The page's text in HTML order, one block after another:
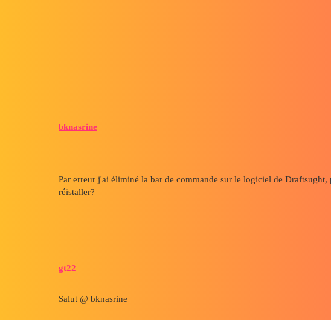
bknasrine
Par erreur j'ai éliminé la bar de commande sur le logiciel de
réistaller?
gt22
Salut @ bknasrine